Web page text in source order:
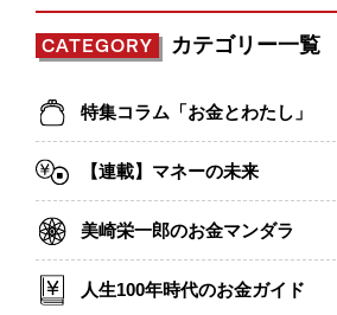
CATEGORY カテゴリー一覧
特集コラム「お金とわたし」
【連載】マネーの未来
美崎栄一郎のお金マンダラ
人生100年時代のお金ガイド